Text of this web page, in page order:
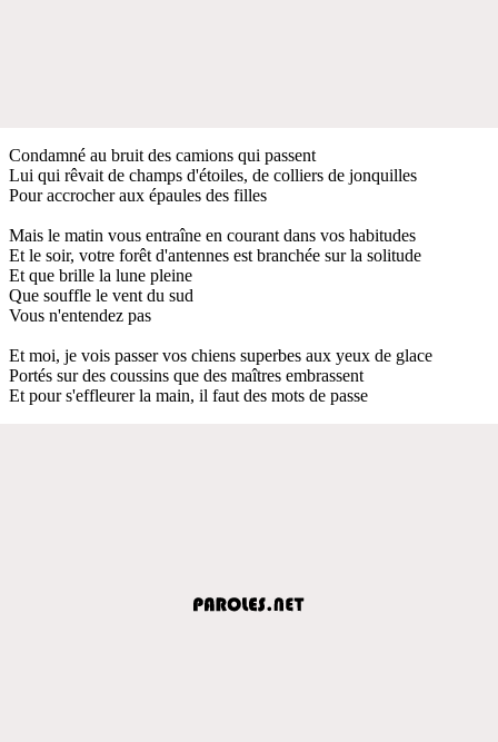
Condamné au bruit des camions qui passent
Lui qui rêvait de champs d'étoiles, de colliers de jonquilles
Pour accrocher aux épaules des filles
Mais le matin vous entraîne en courant dans vos habitudes
Et le soir, votre forêt d'antennes est branchée sur la solitude
Et que brille la lune pleine
Que souffle le vent du sud
Vous n'entendez pas
Et moi, je vois passer vos chiens superbes aux yeux de glace
Portés sur des coussins que des maîtres embrassent
Et pour s'effleurer la main, il faut des mots de passe